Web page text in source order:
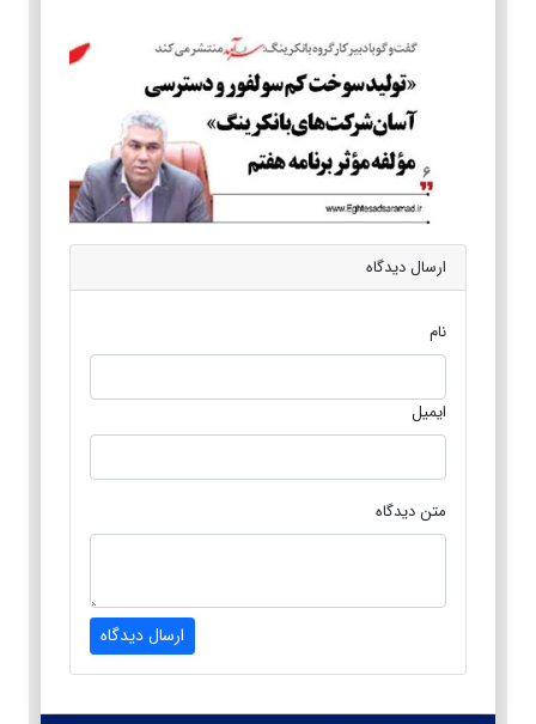
ارسال دیدگاه
نام
ایمیل
متن دیدگاه
ارسال دیدگاه